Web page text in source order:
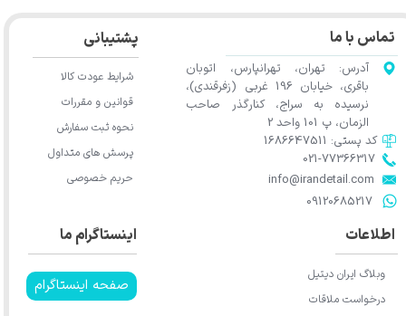
تماس با ما
آدرس: تهران، تهرانپارس، اتوبان
باقری، خیابان 196 غربی (زفرقندی)،
نرسیده به سراج، کنارگذر صاحب
الزمان، پ 101 واحد 2
​​​​​​​info@irandetail.com
021-77366317​​​​​​​​​​​​​​​​​​​​​
​​​​​​​09120685217​​​​​​​
کد پستی: 1686647511
اینستاگرام ما
صفحه اینستاگرام
اطلاعات
وبلاگ ایران دیتیل
درخواست ملاقات
پشتیبانی
شرایط عودت کالا
قوانین و مقررات
نحوه ثبت سفارش
پرسش های متداول
حریم خصوصی